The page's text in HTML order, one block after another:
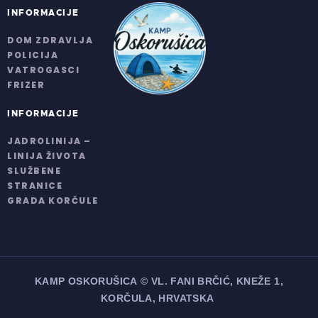
INFORMACIJE
DOM ZDRAVLJA
POLICIJA
VATROGASCI
FRIZER
INFORMACIJE
JADROLINIJA –
LINIJA ŽIVOTA
SLUŽBENE
STRANICE
GRADA KORČULE
KAMP OSKORUŠICA © VL. FANI BRČIĆ, KNEŽE 1,
KORČULA, HRVATSKA